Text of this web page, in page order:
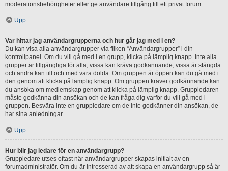
moderationsbehörigheter eller ge användare tillgång till ett privat forum.
Upp
Var hittar jag användargrupperna och hur går jag med i en?
Du kan visa alla användargrupper via fliken “Användargrupper” i din
kontrollpanel. Om du vill gå med i en grupp, klicka på lämplig knapp. Inte alla
grupper är tillgängliga för alla, vissa kan kräva godkännande, vissa är stängda
och andra kan till och med vara dolda. Om gruppen är öppen kan du gå med i
den genom att klicka på lämplig knapp. Om gruppen kräver godkännande kan
du ansöka om medlemskap genom att klicka på lämplig knapp. Gruppledaren
måste godkänna din ansökan och de kan fråga dig varför du vill gå med i
gruppen. Besvära inte en gruppledare om de inte godkänner din ansökan, de
har sina anledningar.
Upp
Hur blir jag ledare för en användargrupp?
Gruppledare utses oftast när användargrupper skapas initialt av en
forumadministratör. Om du är intresserad av att skapa en användargrupp så är